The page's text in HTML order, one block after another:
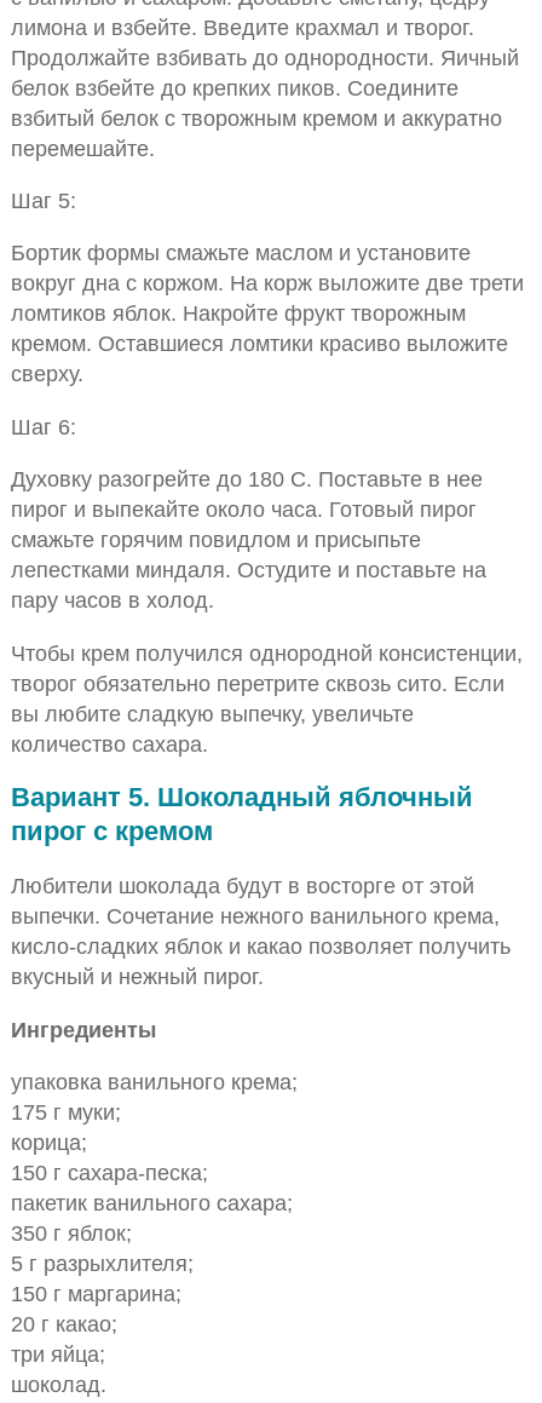
лимона и взбейте. Введите крахмал и творог.
Продолжайте взбивать до однородности. Яичный
белок взбейте до крепких пиков. Соедините
взбитый белок с творожным кремом и аккуратно
перемешайте.
Шаг 5:
Бортик формы смажьте маслом и установите
вокруг дна с коржом. На корж выложите две трети
ломтиков яблок. Накройте фрукт творожным
кремом. Оставшиеся ломтики красиво выложите
сверху.
Шаг 6:
Духовку разогрейте до 180 С. Поставьте в нее
пирог и выпекайте около часа. Готовый пирог
смажьте горячим повидлом и присыпьте
лепестками миндаля. Остудите и поставьте на
пару часов в холод.
Чтобы крем получился однородной консистенции,
творог обязательно перетрите сквозь сито. Если
вы любите сладкую выпечку, увеличьте
количество сахара.
Вариант 5. Шоколадный яблочный
пирог с кремом
Любители шоколада будут в восторге от этой
выпечки. Сочетание нежного ванильного крема,
кисло-сладких яблок и какао позволяет получить
вкусный и нежный пирог.
Ингредиенты
упаковка ванильного крема;
175 г муки;
корица;
150 г сахара-песка;
пакетик ванильного сахара;
350 г яблок;
5 г разрыхлителя;
150 г маргарина;
20 г какао;
три яйца;
шоколад.